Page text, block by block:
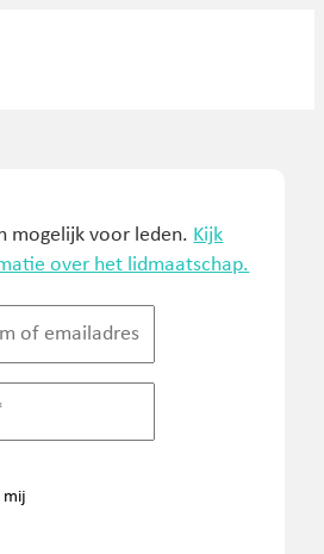
mogelijk voor leden. Kijk
over het lidmaatschap.
mij